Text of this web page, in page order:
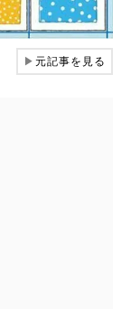
▶元記事を見る